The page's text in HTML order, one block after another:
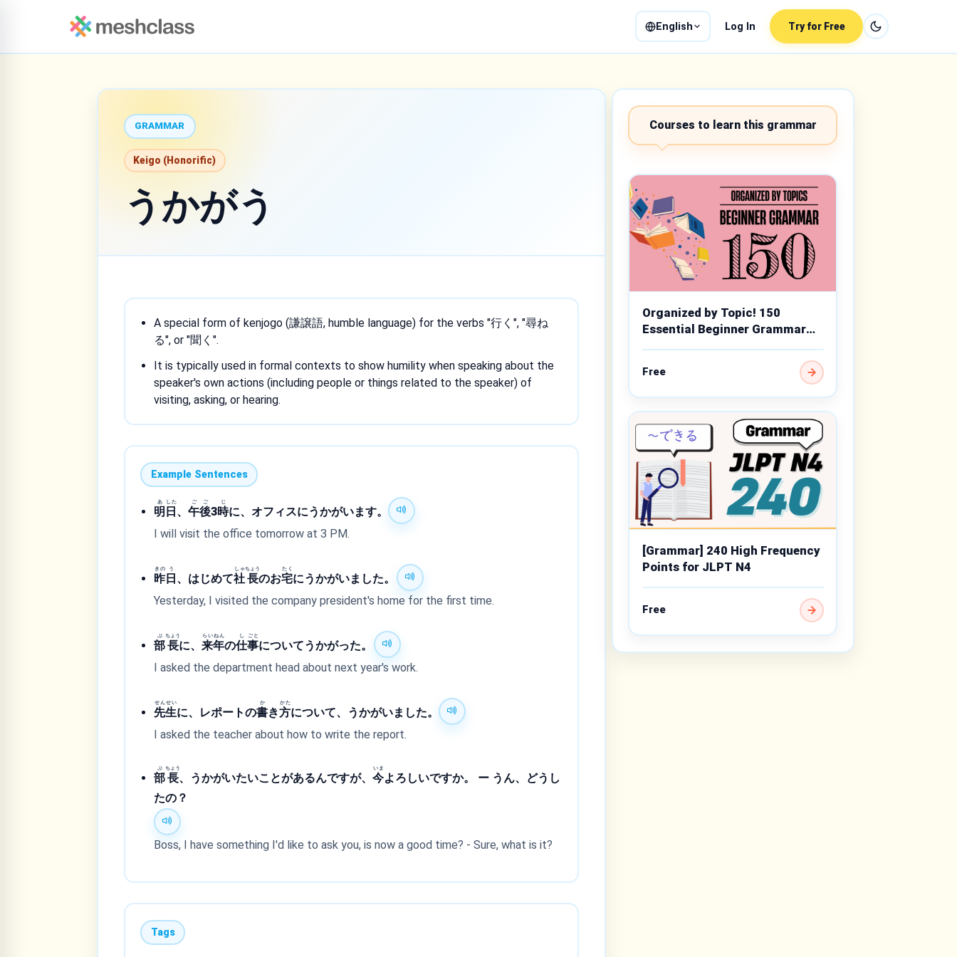
English Log In Try for Free
GRAMMAR
Keigo (Honorific)
うかがう
A special form of kenjogo (謙譲語, humble language) for the verbs "行く", "尋ね
る", or "聞く".
It is typically used in formal contexts to show humility when speaking about the
speaker's own actions (including people or things related to the speaker) of
visiting, asking, or hearing.
Example Sentences
明
あ
日
した
、午
ご
後
ご
3時
じ
に、オフィスにうかがいます。
I will visit the office tomorrow at 3 PM.
昨
きの
日
う
、はじめて社
しゃ
長
ちょう
のお宅
たく
にうかがいました。
Yesterday, I visited the company president's home for the first time.
部
ぶ
長
ちょう
に、来
らい
年
ねん
の仕
し
事
ごと
についてうかがった。
I asked the department head about next year's work.
先
せん
生
せい
に、レポートの書
か
き方
かた
について、うかがいました。
I asked the teacher about how to write the report.
部
ぶ
長
ちょう
、うかがいたいことがあるんですが、今
いま
よろしいですか。 ー うん、どうし
たの？
Boss, I have something I'd like to ask you, is now a good time? - Sure, what is it?
Tags
Courses to learn this grammar
Organized by Topic! 150
Essential Beginner Grammar
Points
Free
[Grammar] 240 High Frequency
Points for JLPT N4
Free